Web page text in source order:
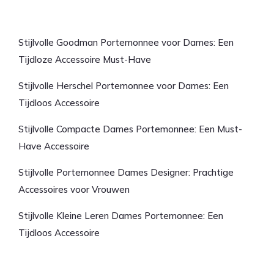
Stijlvolle Goodman Portemonnee voor Dames: Een
Tijdloze Accessoire Must-Have
Stijlvolle Herschel Portemonnee voor Dames: Een
Tijdloos Accessoire
Stijlvolle Compacte Dames Portemonnee: Een Must-
Have Accessoire
Stijlvolle Portemonnee Dames Designer: Prachtige
Accessoires voor Vrouwen
Stijlvolle Kleine Leren Dames Portemonnee: Een
Tijdloos Accessoire